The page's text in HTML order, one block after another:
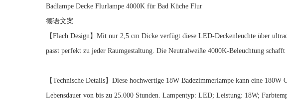
Badlampe Decke Flurlampe 4000K für Bad Küche Flur
德语文案
【Flach Design】Mit nur 2,5 cm Dicke verfügt diese LED-Deckenleuchte über
passt perfekt zu jeder Raumgestaltung. Die Neutralweiße 4000K-Beleuchtung
【Technische Details】Diese hochwertige 18W Badezimmerlampe kann eine
Lebensdauer von bis zu 25.000 Stunden. Lampentyp: LED; Leistung: 18W;